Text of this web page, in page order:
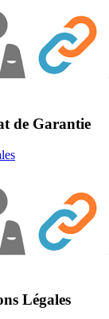
de Garantie
Légales